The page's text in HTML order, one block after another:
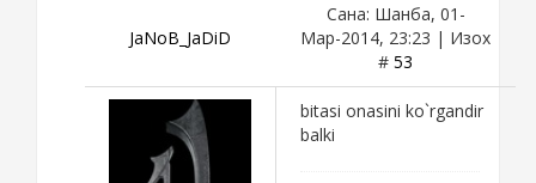
JaNoB_JaDiD
Сана: Шанба, 01-
Мар-2014, 23:23 | Изох
# 53
bitasi onasini ko`rgandir
balki